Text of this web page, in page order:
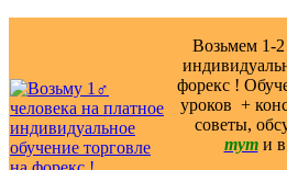
Возьмем 1-
форекс !
уроков ️ +
советы,
тут и